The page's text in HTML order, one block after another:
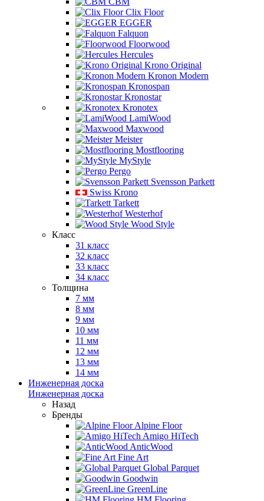
Clix Floor
EGGER
Falquon
Floorwood
Hercules
Krono Original
Kronon Modern
Kronospan
Kronostar
Kronotex
LamiWood
Maxwood
Meister
Mostflooring
MyStyle
Pergo
Svensson Parkett
Swiss Krono
Tarkett
Westerhof
Wood Style
Класс
31 класс
32 класс
33 класс
34 класс
Толщина
7 мм
8 мм
9 мм
10 мм
11 мм
12 мм
13 мм
14 мм
Инженерная доска
Инженерная доска
Назад
Бренды
Alpine Floor
Amigo HiTech
AnticWood
Fine Art
Global Parquet
Goodwin
GreenLine